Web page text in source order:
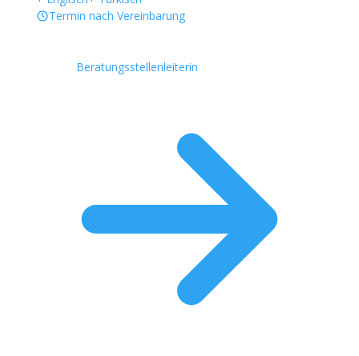
Termin nach Vereinbarung
Beratungsstellenleiterin